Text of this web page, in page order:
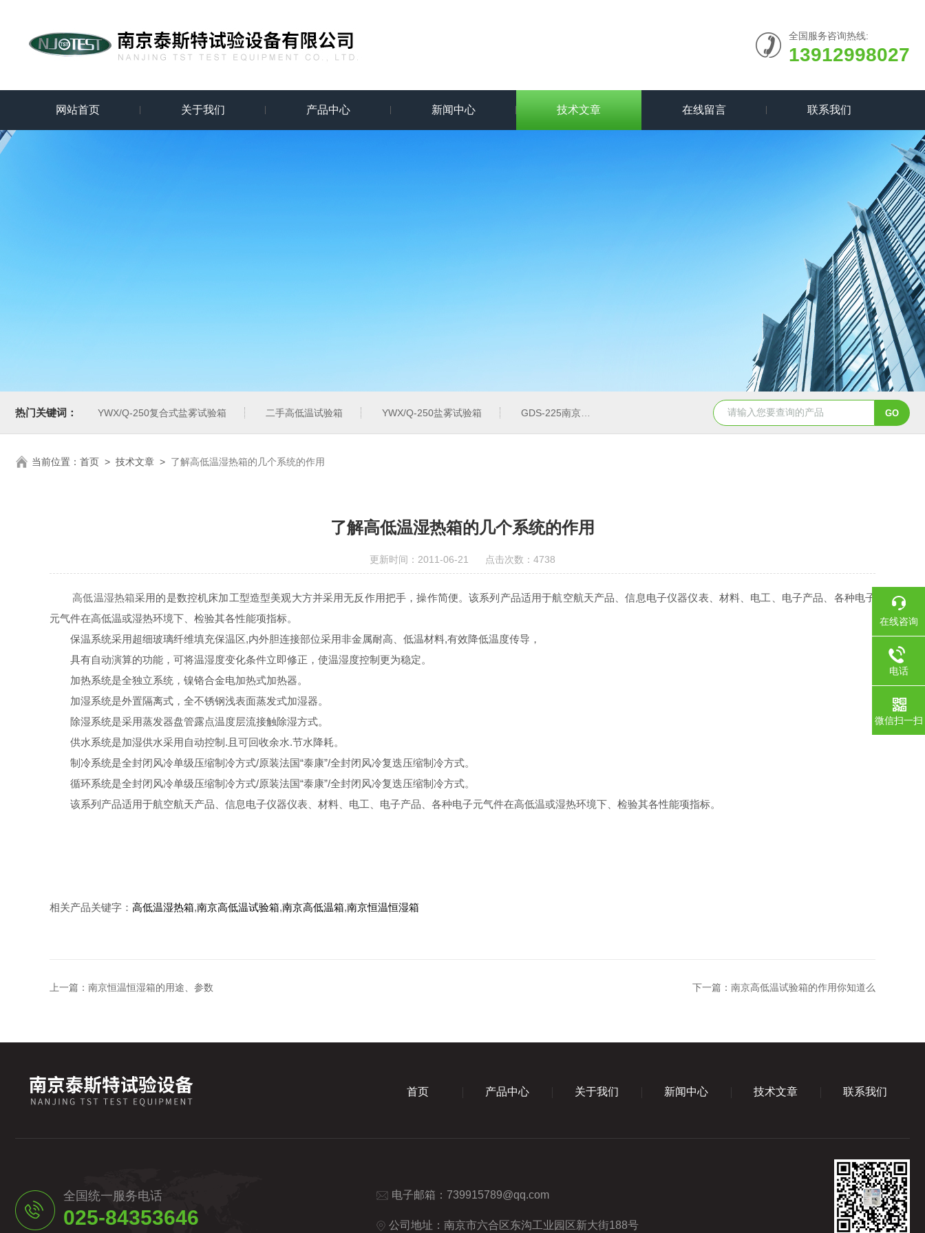
全国服务咨询热线:
13912998027
网站首页 关于我们 产品中心 新闻中心 技术文章 在线留言 联系我们
热门关键词： YWX/Q-250复合式盐雾试验箱 二手高低温试验箱 YWX/Q-250盐雾试验箱 GDS-225南京温湿度试验箱 GDW-150高低温试验箱 GDW系列南京高低温循
当前位置： 首页 > 技术文章 > 了解高低温湿热箱的几个系统的作用
了解高低温湿热箱的几个系统的作用
更新时间：2011-06-21 点击次数：4738
高低温湿热箱采用的是数控机床加工型造型美观大方并采用无反作用把手，操作简便。该系列产品适用于航空航天产品、信息电子仪器仪表、材料、电工、电子产品、各种电子
元气件在高低温或湿热环境下、检验其各性能项指标。
保温系统采用超细玻璃纤维填充保温区,内外胆连接部位采用非金属耐高、低温材料,有效降低温度传导，
具有自动演算的功能，可将温湿度变化条件立即修正，使温湿度控制更为稳定。
加热系统是全独立系统，镍铬合金电加热式加热器。
加湿系统是外置隔离式，全不锈钢浅表面蒸发式加湿器。
除湿系统是采用蒸发器盘管露点温度层流接触除湿方式。
供水系统是加湿供水采用自动控制.且可回收余水.节水降耗。
制冷系统是全封闭风冷单级压缩制冷方式/原装法国“泰康”/全封闭风冷复迭压缩制冷方式。
循环系统是全封闭风冷单级压缩制冷方式/原装法国“泰康”/全封闭风冷复迭压缩制冷方式。
该系列产品适用于航空航天产品、信息电子仪器仪表、材料、电工、电子产品、各种电子元气件在高低温或湿热环境下、检验其各性能项指标。
相关产品关键字： 高低温湿热箱,南京高低温试验箱,南京高低温箱,南京恒温恒湿箱
上一篇： 南京恒温恒湿箱的用途、参数 下一篇： 南京高低温试验箱的作用你知道么
首页 产品中心 关于我们 新闻中心 技术文章 联系我们
全国统一服务电话
025-84353646
电子邮箱： 739915789@qq.com
公司地址：南京市六合区东沟工业园区新大街188号
在线咨询
电话
微信扫一扫